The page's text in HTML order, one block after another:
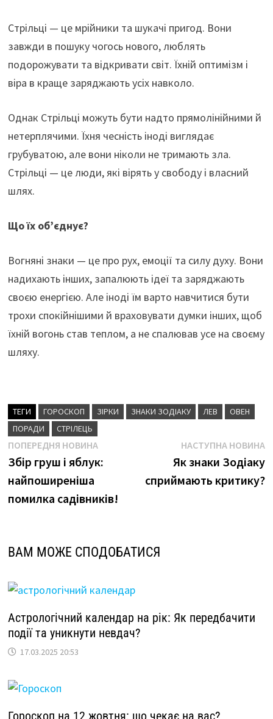
Стрільці — це мрійники та шукачі пригод. Вони
завжди в пошуку чогось нового, люблять
подорожувати та відкривати світ. Їхній оптимізм і
віра в краще заряджають усіх навколо.
Однак Стрільці можуть бути надто прямолінійними й
нетерплячими. Їхня чесність іноді виглядає
грубуватою, але вони ніколи не тримають зла.
Стрільці — це люди, які вірять у свободу і власний
шлях.
Що їх об’єднує?
Вогняні знаки — це про рух, емоції та силу духу. Вони
надихають інших, запалюють ідеї та заряджають
своєю енергією. Але іноді їм варто навчитися бути
трохи спокійнішими й враховувати думки інших, щоб
їхній вогонь став теплом, а не спалював усе на своєму
шляху.
ТЕГИ ГОРОСКОП ЗІРКИ ЗНАКИ ЗОДІАКУ ЛЕВ
ОВЕН
ПОРАДИ
СТРІЛЕЦЬ
Навігація
записів
ПОПЕРЕДНЯ НОВИНАПопередня
новина
Збір груш і яблук:
найпоширеніша
помилка садівників!
НАСТУПНА НОВИНА
Як знаки Зодіаку
сприймають критику?
ВАМ МОЖЕ СПОДОБАТИСЯ
Астрологічний календар на рік: Як передбачити
події та уникнути невдач?
17.03.2025 20:53
Гороскоп на 12 жовтня: що чекає на вас?